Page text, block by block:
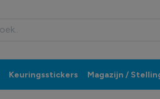
Keuringsstickers Magazijn /